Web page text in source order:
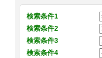
検索条件1
検索条件2
検索条件3
検索条件4